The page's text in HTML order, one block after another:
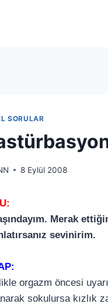
SORULAR
8 Eylül 2008
Merak
sevinirim.
orgazm öncesi
sokulursa kızlık